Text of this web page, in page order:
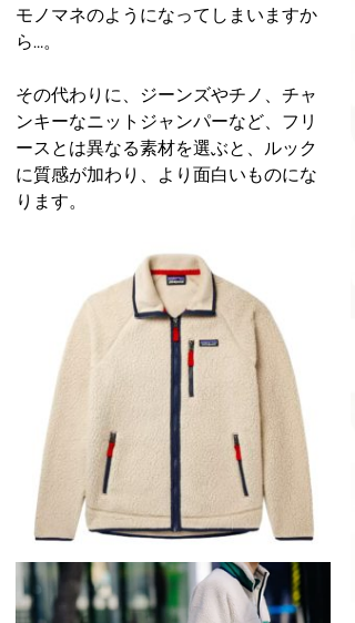
モノマネのようになってしまいますか
ら…。
その代わりに、ジーンズやチノ、チャ
ンキーなニットジャンパーなど、フリ
ースとは異なる素材を選ぶと、ルック
に質感が加わり、より面白いものにな
ります。